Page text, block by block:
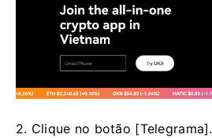
2. Clique no botão [Telegrama].